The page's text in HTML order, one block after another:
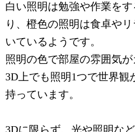
白い照明は勉強や作業を
り、橙色の照明は食卓や
いているようです。
照明の色で部屋の雰囲気が
3D上でも照明1つで世界観
持っています。
3Dに限らず、光や照明な